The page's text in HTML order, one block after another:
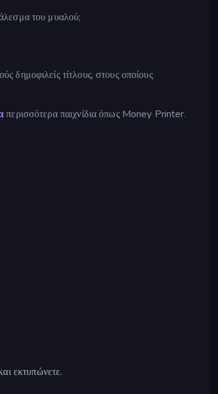
του μυαλού;
δημοφιλείς τίτλους, στους οποίους
περισσότερα παιχνίδια όπως Money Printer.
εκτυπώνετε.